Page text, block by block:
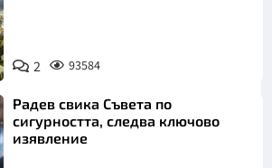
2 93584
Радев свика Съвета по
сигурността, следва ключово
изявление